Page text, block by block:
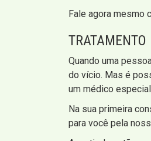
Fale agora mesmo
Quando uma
do vício. Mas é
um médico
Na sua primeira
para você pela